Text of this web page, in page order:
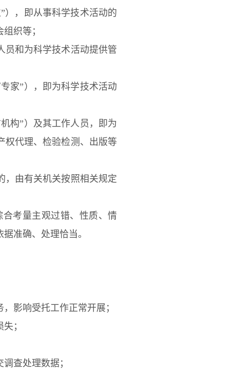
，即从事科学技术活动的
织等；
和为科学技术活动提供管
家”），即为科学技术活动
构”）及其工作人员，即为
权代理、检验检测、出版等
由有关机关按照相关规定
考量主观过错、性质、情
准确、处理恰当。
影响受托工作正常开展；
；
查处理数据；